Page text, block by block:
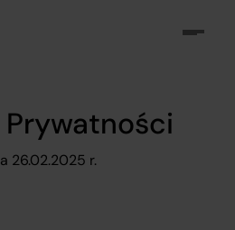
26.02.2025 r.